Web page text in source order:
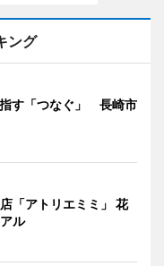
ング
す「つなぐ」 長崎市
「アトリエミミ」 花
ル